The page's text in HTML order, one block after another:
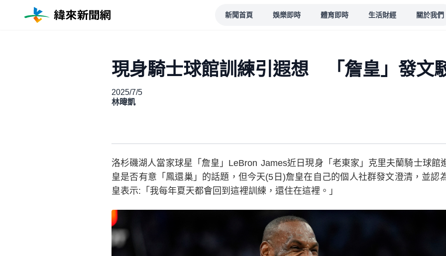
新聞首頁 娛樂即時 體育即時 生活財經 關於我們
現身騎士球館訓練引遐想 「詹皇」發文
2025/7/5
林暐凱
洛杉磯湖人當家球星「詹皇」LeBron James近日現身「老東家」克里夫蘭騎士球館
皇是否有意「鳳還巢」的話題，但今天(5日)詹皇在自己的個人社群發文澄清，並認
皇表示:「我每年夏天都會回到這裡訓練，還住在這裡。」